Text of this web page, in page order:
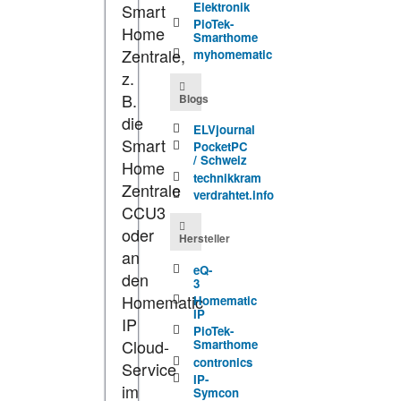
Smart
Home
Zentrale,
z.
B.
die
Smart
Home
Zentrale
CCU3
oder
an
den
Homematic
IP
Cloud-
Service
im
Elektronik
PioTek-
Smarthome
myhomematic
Blogs
ELVjournal
PocketPC
/ Schweiz
technikkram
verdrahtet.info
Hersteller
eQ-
3
Homematic
IP
PioTek-
Smarthome
contronics
IP-
Symcon